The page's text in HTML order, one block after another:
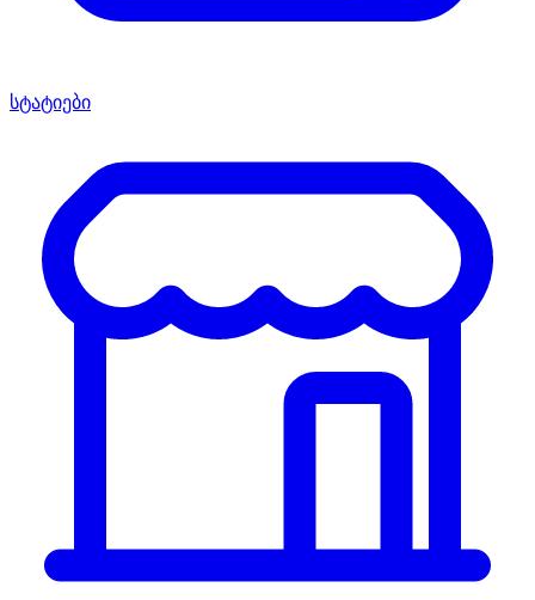
სტატიები